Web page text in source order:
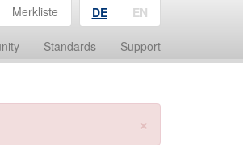
Standards Support
Merkliste DE EN
×